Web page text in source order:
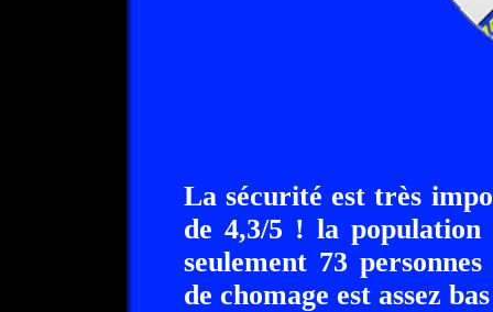
La sécurité est très
de 4,3/5 ! la
seulement 73
de chomage est assez